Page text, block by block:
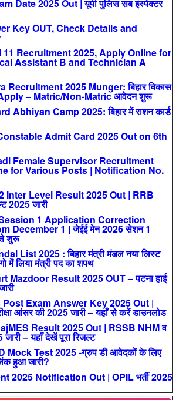
Date 2025 Out | यूपी पुलिस सब इंस्पेक्टर
Key OUT, Check Details and
11 Recruitment 2025, Apply Online for
Assistant B and Technician A
Recruitment 2025 Munger: बिहार विकास
Apply – Matric/Non-Matric आवेदन शुरू
Abhiyan Camp 2025: बिहार में राशन कार्ड
Admit Card 2025 Out on 6th
Female Supervisor Recruitment
for Various Posts | Notification No.
Inter Level Result 2025 Out | RRB
2025 जारी
1 Application Correction
December 1 | जेईई मेन 2026 सेशन 1
शुरू
List 2025 : बिहार मंत्री मंडल नया लिस्ट
में लिया मंत्री पद का शपथ
Mazdoor Result 2025 OUT – पटना हाई
Exam Answer Key 2025 Out |
आंसर की 2025 जारी – यहाँ से करें डाउनलोड
Result 2025 Out | RSSB NHM व
– यहाँ देखें पूरा रिजल्ट
Mock Test 2025 -ग्रुप डी आवेदकों के लिए
हुआ जारी?
2025 Notification Out | OPIL भर्ती 2025